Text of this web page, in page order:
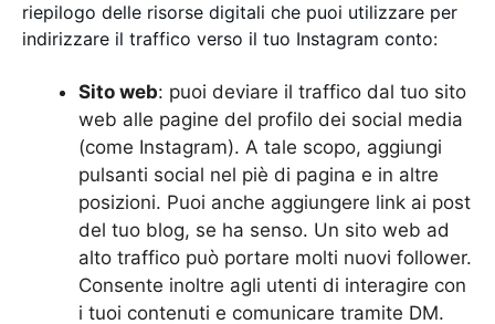
riepilogo delle risorse digitali che puoi utilizzare per
indirizzare il traffico verso il tuo Instagram conto:
Sito web: puoi deviare il traffico dal tuo sito
web alle pagine del profilo dei social media
(come Instagram). A tale scopo, aggiungi
pulsanti social nel piè di pagina e in altre
posizioni. Puoi anche aggiungere link ai post
del tuo blog, se ha senso. Un sito web ad
alto traffico può portare molti nuovi follower.
Consente inoltre agli utenti di interagire con
i tuoi contenuti e comunicare tramite DM.